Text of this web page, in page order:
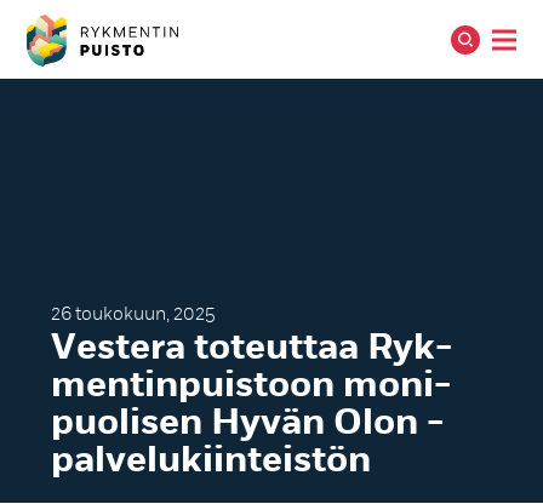
26 toukokuun, 2025
Ves­te­ra to­teut­taa Ryk­
men­tin­puis­toon mo­ni­
puo­li­sen Hy­vän Olon -
pal­ve­lu­kiin­teis­tön